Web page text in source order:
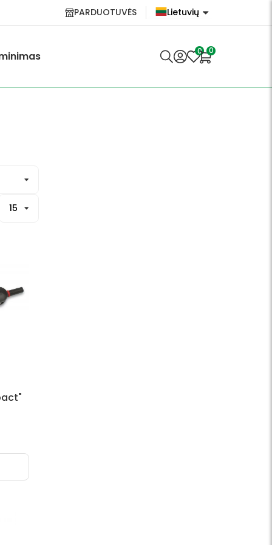
PARDUOTUVĖS
Lietuvių
Lietuvių
0 0